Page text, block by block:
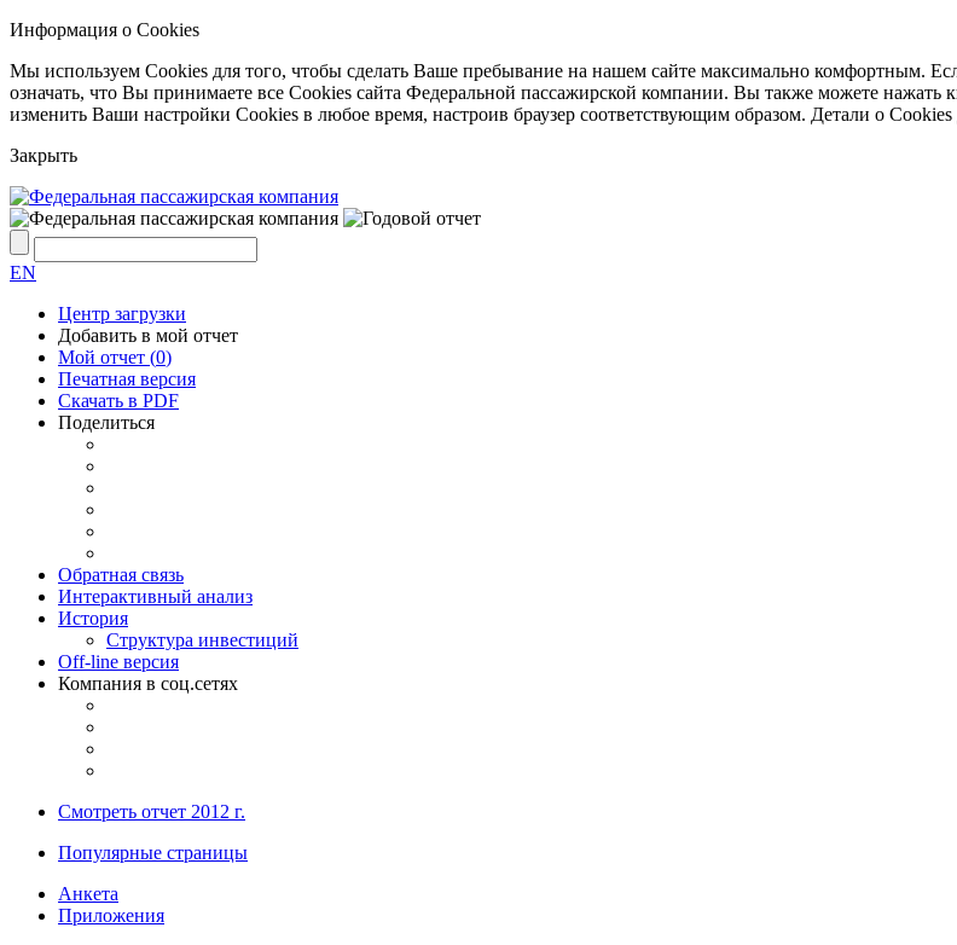
Информация о Cookies
Мы используем Cookies для того, чтобы сделать Ваше пребывание на нашем сайте максимально комфортным.
означать, что Вы принимаете все Cookies сайта Федеральной пассажирской компании. Вы также можете
изменить Ваши настройки Cookies в любое время, настроив браузер соответствующим образом. Детали о
Закрыть
EN
Центр загрузки
Добавить в мой отчет
Мой отчет (0)
Печатная версия
Скачать в PDF
Поделиться
Обратная связь
Интерактивный анализ
История
Структура инвестиций
Off-line версия
Компания в соц.сетях
Смотреть отчет 2012 г.
Популярные страницы
Анкета
Приложения